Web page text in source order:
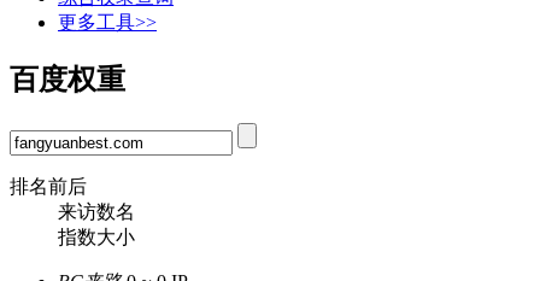
更多工具>>
百度权重
排名前后
来访数名
指数大小